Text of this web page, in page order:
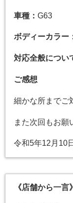
車種：G63
ボディーカラー
対応全般につい
ご感想
細かな所までご
また次回もお願
令和5年12月10日
《店舗から一言》